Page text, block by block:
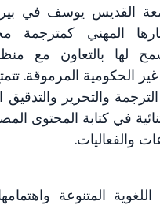
القديس يوسف في
المهني كمترجمة
لها بالتعاون مع
الحكومية المرموقة.
والتحرير والتدقيق
في كتابة المحتوى
والفعاليات.
المتنوعة